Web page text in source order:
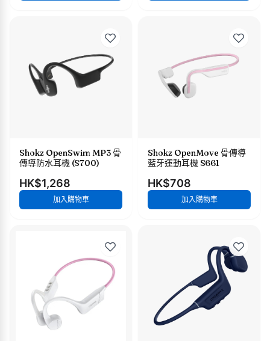
Shokz OpenSwim MP3 骨
傳導防水耳機 (S700)
HK$1,268
加入購物車
Shokz OpenMove 骨傳導
藍牙運動耳機 S661
HK$708
加入購物車